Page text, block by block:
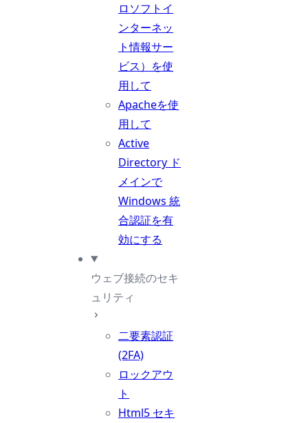
ロソフトイ
ンターネッ
ト情報サー
ビス）を使
用して
Apacheを使
用して
Active
Directory ド
メインで
Windows 統
合認証を有
効にする
ウェブ接続のセキ
ュリティ
二要素認証
(2FA)
ロックアウ
ト
Html5 セキ